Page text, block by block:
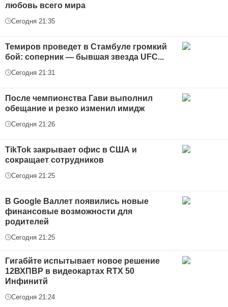
любовь всего мира
Сегодня 21:35
Темиров проведет в Стамбуле громкий
бой: соперник — бывшая звезда UFC...
Сегодня 21:31
После чемпионства Гави выполнил
обещание и резко изменил имидж
Сегодня 21:26
TikTok закрывает офис в США и
сокращает сотрудников
Сегодня 21:25
В Google Валлет появились новые
финансовые возможности для
родителей
Сегодня 21:25
Гигабйте испытывает новое решение
12ВХПВР в видеокартах RTX 50
Инфинитй
Сегодня 21:24